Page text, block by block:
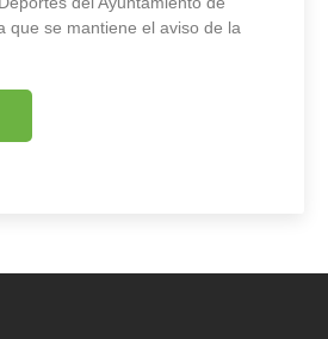
que se mantiene el aviso de la